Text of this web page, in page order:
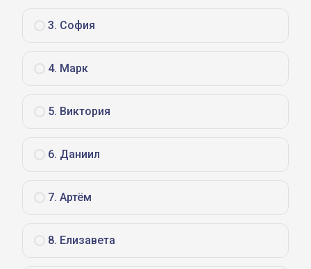
3. София
4. Марк
5. Виктория
6. Даниил
7. Артём
8. Елизавета